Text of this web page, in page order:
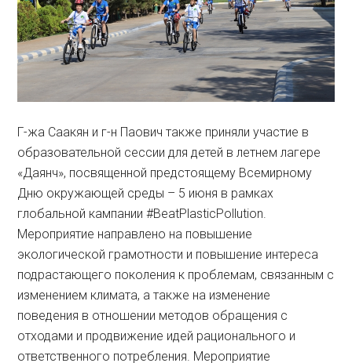
Г-жа Саакян и г-н Паович также приняли участие в
образовательной сессии для детей в летнем лагере
«Даянч», посвященной предстоящему Всемирному
Дню окружающей среды – 5 июня в рамках
глобальной кампании #BeatPlasticPollution.
Мероприятие направлено на повышение
экологической грамотности и повышение интереса
подрастающего поколения к проблемам, связанным с
изменением климата, а также на изменение
поведения в отношении методов обращения с
отходами и продвижение идей рационального и
ответственного потребления. Мероприятие